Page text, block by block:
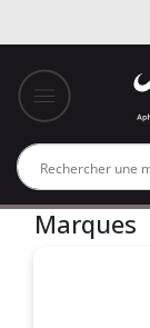
Marques